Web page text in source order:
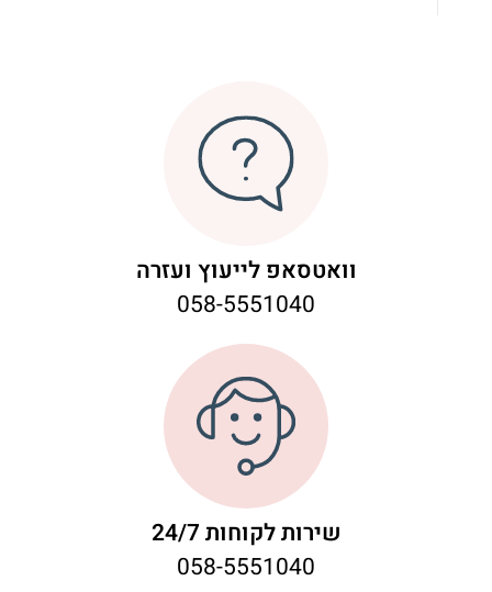
וואטסאפ לייעוץ ועזרה
058-5551040
שירות לקוחות 24/7
058-5551040